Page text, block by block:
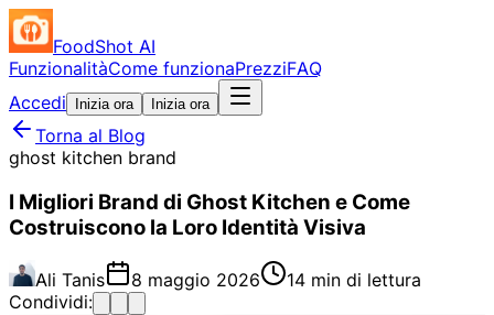
FoodShot AI
FunzionalitàCome funzionaPrezziFAQ
Accedi
Inizia ora Inizia ora
Torna al Blog
ghost kitchen brand
I Migliori Brand di Ghost Kitchen e Come
Costruiscono la Loro Identità Visiva
Ali Tanis 8 maggio 2026
14 min di lettura
Condividi: